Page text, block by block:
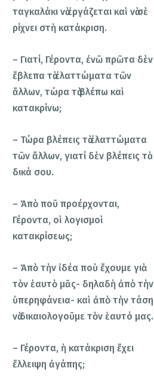
ταγκαλάκι νὰ ἐργάζεται καὶ νὰ σὲ
ρίχνει στὴ κατάκριση.
– Γιατί, Γέροντα, ἐνῶ πρῶτα δὲν
ἔβλεπα τὰ ἐλαττώματα τῶν
ἄλλων, τώρα τὰ βλέπω καὶ
κατακρίνω;
– Τώρα βλέπεις τὰ ἐλαττώματα
τῶν ἄλλων, γιατί δὲν βλέπεις τὰ
δικά σου.
– Ἀπὸ ποῦ προέρχονται,
Γέροντα, οἱ λογισμοὶ
κατακρίσεως;
– Ἀπὸ τὴν ἰδέα ποὺ ἔχουμε γιὰ
τὸν ἑαυτὸ μᾶς- δηλαδὴ ἀπὸ τὴν
ὑπερηφάνεια- καὶ ἀπὸ τὴν τάση
νὰ δικαιολογοῦμε τὸν ἑαυτό μας.
– Γέροντα, ἡ κατάκριση ἔχει
ἔλλειψη ἀγάπης;